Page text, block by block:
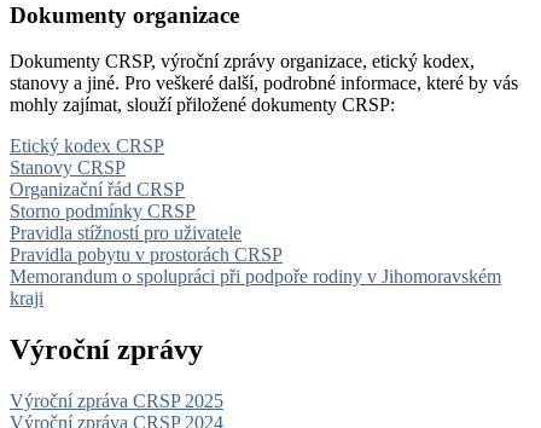
Dokumenty organizace
Dokumenty CRSP, výroční zprávy organizace, etický kodex,
stanovy a jiné. Pro veškeré další, podrobné informace, které by vás
mohly zajímat, slouží přiložené dokumenty CRSP:
Etický kodex CRSP
Stanovy CRSP
Organizační řád CRSP
Storno podmínky CRSP
Pravidla stížností pro uživatele
Pravidla pobytu v prostorách CRSP
Memorandum o spolupráci při podpoře rodiny v Jihomoravském
kraji
Výroční zprávy
Výroční zpráva CRSP 2025
Výroční zpráva CRSP 2024